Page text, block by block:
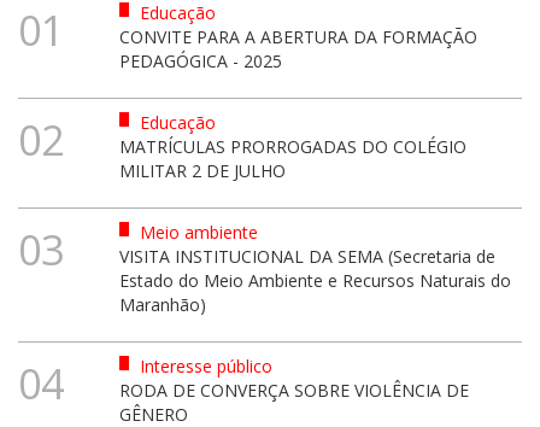
01
Educação
CONVITE PARA A ABERTURA DA FORMAÇÃO
PEDAGÓGICA - 2025
02
Educação
MATRÍCULAS PRORROGADAS DO COLÉGIO
MILITAR 2 DE JULHO
03
Meio ambiente
VISITA INSTITUCIONAL DA SEMA (Secretaria de
Estado do Meio Ambiente e Recursos Naturais do
Maranhão)
04
Interesse público
RODA DE CONVERÇA SOBRE VIOLÊNCIA DE
GÊNERO